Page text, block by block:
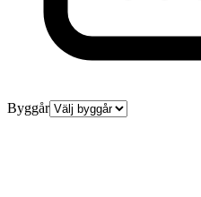
Byggår